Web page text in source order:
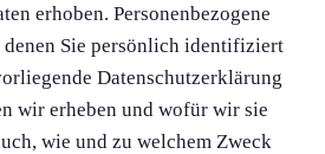
erhoben. Personenbezogene
denen Sie persönlich identifiziert
Datenschutzerklärung
wir erheben und wofür wir sie
wie und zu welchem Zweck